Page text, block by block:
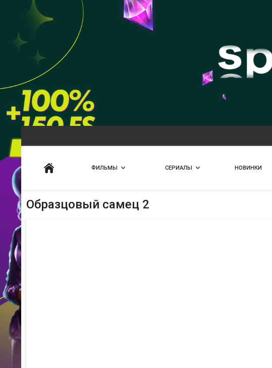
ФИЛЬМЫ СЕРИАЛЫ НОВИНКИ
Образцовый самец 2